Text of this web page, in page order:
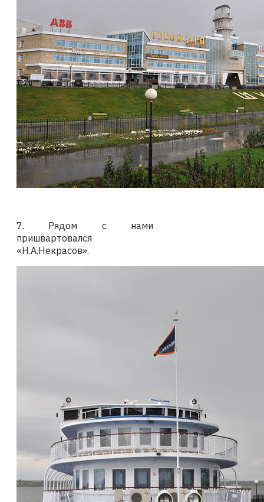
7. Рядом с нами
пришвартовался
«Н.А.Некрасов».